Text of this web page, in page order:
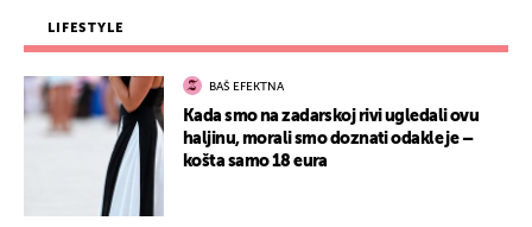
LIFESTYLE
BAŠ EFEKTNA
Kada smo na zadarskoj rivi ugledali ovu
haljinu, morali smo doznati odakle je –
košta samo 18 eura